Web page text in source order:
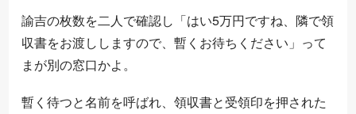
諭吉の枚数を二人で確認し「はい5万円ですね、隣で領
収書をお渡ししますので、暫くお待ちください」って
まが別の窓口かよ。
暫く待つと名前を呼ばれ、領収書と受領印を押された